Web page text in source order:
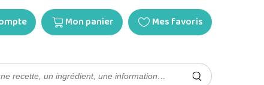
Mon panier Mes favoris